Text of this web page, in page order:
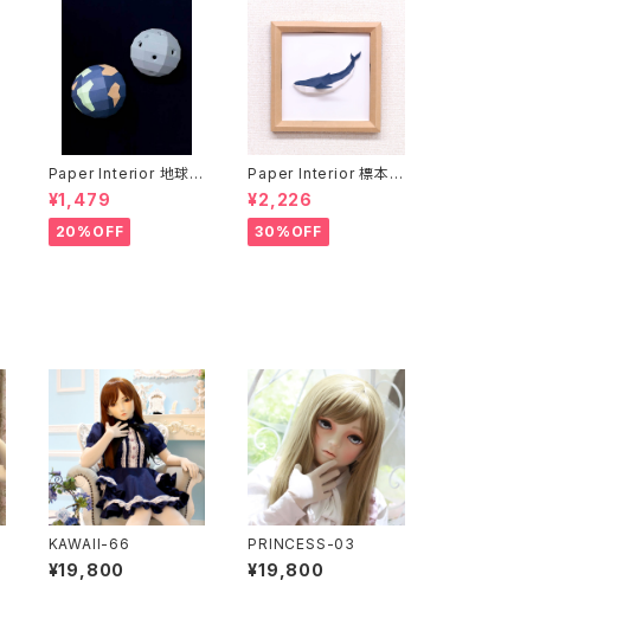
Paper Interior 地球と
月 earth and moon
¥1,479
20%OFF
Paper Interior 標本
クジラ specimen wh
ale
¥2,226
30%OFF
KAWAII-66
¥19,800
PRINCESS-03
¥19,800